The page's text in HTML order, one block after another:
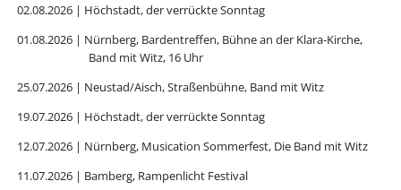
02.08.2026 | Höchstadt, der verrückte Sonntag
01.08.2026 | Nürnberg, Bardentreffen, Bühne an der Klara-Kirche,
Band mit Witz, 16 Uhr
25.07.2026 | Neustad/Aisch, Straßenbühne, Band mit Witz
19.07.2026 | Höchstadt, der verrückte Sonntag
12.07.2026 | Nürnberg, Musication Sommerfest, Die Band mit Witz
11.07.2026 | Bamberg, Rampenlicht Festival